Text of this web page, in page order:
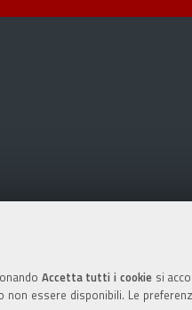
Accetta tutti i cookiesi
essere disponibili. Le